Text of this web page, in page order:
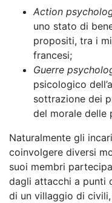
Action
uno stato di
propositi, tra i
francesi;
Guerre
psicologico
sottrazione dei
del morale delle
Naturalmente gli
coinvolgere diversi
suoi membri
dagli attacchi a punti
di un villaggio di